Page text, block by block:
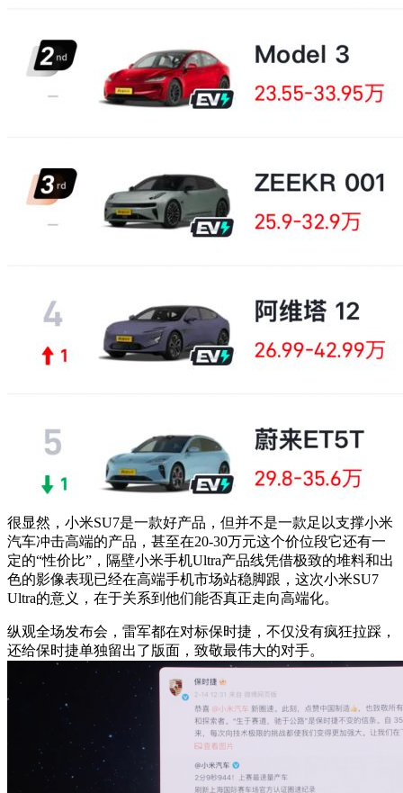
很显然，小米SU7是一款好产品，但并不是一款足以支撑小米
汽车冲击高端的产品，甚至在20-30万元这个价位段它还有一
定的“性价比”，隔壁小米手机Ultra产品线凭借极致的堆料和出
色的影像表现已经在高端手机市场站稳脚跟，这次小米SU7
Ultra的意义，在于关系到他们能否真正走向高端化。
纵观全场发布会，雷军都在对标保时捷，不仅没有疯狂拉踩，
还给保时捷单独留出了版面，致敬最伟大的对手。